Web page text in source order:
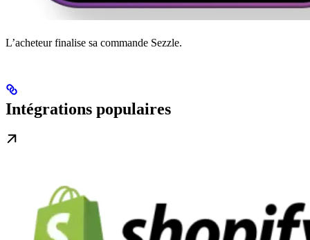
L’acheteur finalise sa commande Sezzle.
Intégrations populaires